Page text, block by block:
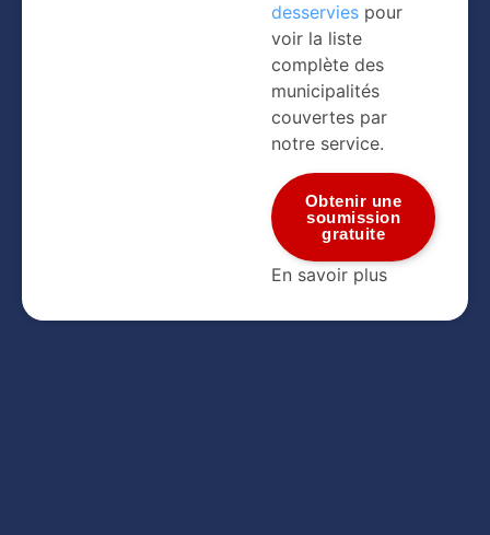
desservies pour
voir la liste
complète des
municipalités
couvertes par
notre service.
Obtenir une
soumission
gratuite
En savoir plus